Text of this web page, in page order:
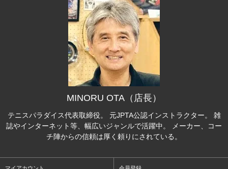
MINORU OTA（店長）
テニスパラダイス代表取締役。 元JPTA公認インストラクター。 雑
誌やインターネット等、幅広いジャンルで活躍中。 メーカー、コー
チ陣からの信頼は厚く頼りにされている。